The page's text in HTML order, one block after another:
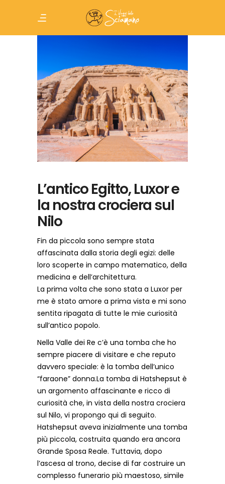
L’antico Egitto, Luxor e
la nostra crociera sul
Nilo
Fin da piccola sono sempre stata
affascinata dalla storia degli egizi: delle
loro scoperte in campo matematico, della
medicina e dell’architettura.
La prima volta che sono stata a Luxor per
me è stato amore a prima vista e mi sono
sentita ripagata di tutte le mie curiosità
sull’antico popolo.
Nella Valle dei Re c’è una tomba che ho
sempre piacere di visitare e che reputo
davvero speciale: è la tomba dell’unico
“faraone” donna.La tomba di Hatshepsut è
un argomento affascinante e ricco di
curiosità che, in vista della nostra crociera
sul Nilo, vi propongo qui di seguito.
Hatshepsut aveva inizialmente una tomba
più piccola, costruita quando era ancora
Grande Sposa Reale. Tuttavia, dopo
l’ascesa al trono, decise di far costruire un
complesso funerario più maestoso, simile